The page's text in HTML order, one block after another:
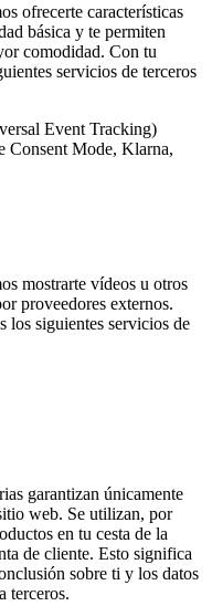
ofrecerte características
básica y te permiten
comodidad. Con tu
servicios de terceros
Event Tracking)
Consent Mode, Klarna,
mostrarte vídeos u otros
proveedores externos.
los siguientes servicios de
garantizan únicamente
web. Se utilizan, por
en tu cesta de la
de cliente. Esto significa
sobre ti y los datos
terceros.